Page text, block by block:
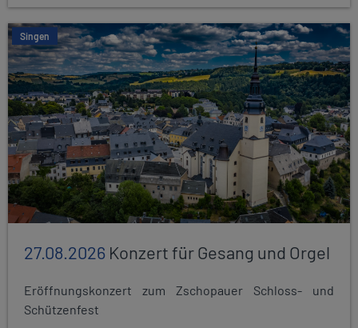
Singen
27.08.2026 Konzert für Gesang und Orgel
Eröffnungskonzert zum Zschopauer Schloss- und
Schützenfest